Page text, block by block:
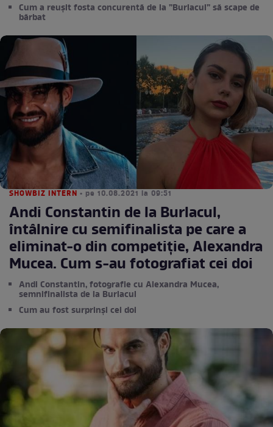
Cum a reușit fosta concurentă de la ”Burlacul” să scape de
bărbat
SHOWBIZ INTERN • pe 10.08.2021 la 09:51
Andi Constantin de la Burlacul,
întâlnire cu semifinalista pe care a
eliminat-o din competiție, Alexandra
Mucea. Cum s-au fotografiat cei doi
Andi Constantin, fotografie cu Alexandra Mucea,
semnifinalista de la Burlacul
Cum au fost surprinși cei doi